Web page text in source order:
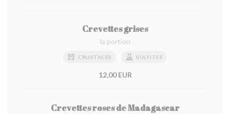
Crevettes grises
la portion
CRUSTACÉS SULFITES
12,00 EUR
Crevettes roses de Madagascar